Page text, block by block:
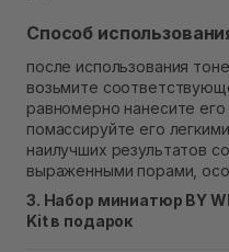
Способ
после использования
возьмите
равномерно нанесите
помассируйте его
наилучших результатов
выраженными порами,
3. Набор миниатюр BY
Kit в подарок